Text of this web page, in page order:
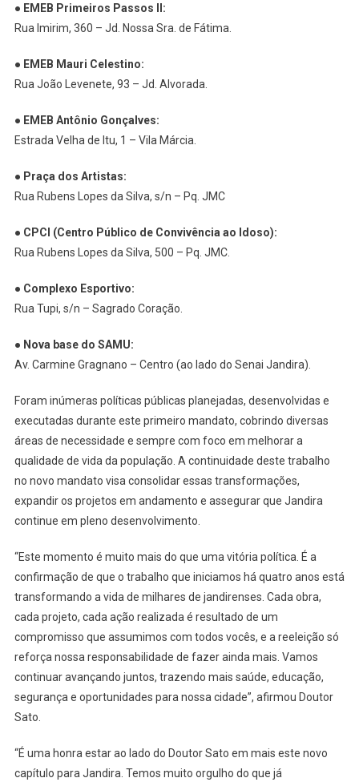
● EMEB Primeiros Passos II:
Rua Imirim, 360 – Jd. Nossa Sra. de Fátima.
● EMEB Mauri Celestino:
Rua João Levenete, 93 – Jd. Alvorada.
● EMEB Antônio Gonçalves:
Estrada Velha de Itu, 1 – Vila Márcia.
● Praça dos Artistas:
Rua Rubens Lopes da Silva, s/n – Pq. JMC
● CPCI (Centro Público de Convivência ao Idoso):
Rua Rubens Lopes da Silva, 500 – Pq. JMC.
● Complexo Esportivo:
Rua Tupi, s/n – Sagrado Coração.
● Nova base do SAMU:
Av. Carmine Gragnano – Centro (ao lado do Senai Jandira).
Foram inúmeras políticas públicas planejadas, desenvolvidas e
executadas durante este primeiro mandato, cobrindo diversas
áreas de necessidade e sempre com foco em melhorar a
qualidade de vida da população. A continuidade deste trabalho
no novo mandato visa consolidar essas transformações,
expandir os projetos em andamento e assegurar que Jandira
continue em pleno desenvolvimento.
“Este momento é muito mais do que uma vitória política. É a
confirmação de que o trabalho que iniciamos há quatro anos está
transformando a vida de milhares de jandirenses. Cada obra,
cada projeto, cada ação realizada é resultado de um
compromisso que assumimos com todos vocês, e a reeleição só
reforça nossa responsabilidade de fazer ainda mais. Vamos
continuar avançando juntos, trazendo mais saúde, educação,
segurança e oportunidades para nossa cidade”, afirmou Doutor
Sato.
“É uma honra estar ao lado do Doutor Sato em mais este novo
capítulo para Jandira. Temos muito orgulho do que já